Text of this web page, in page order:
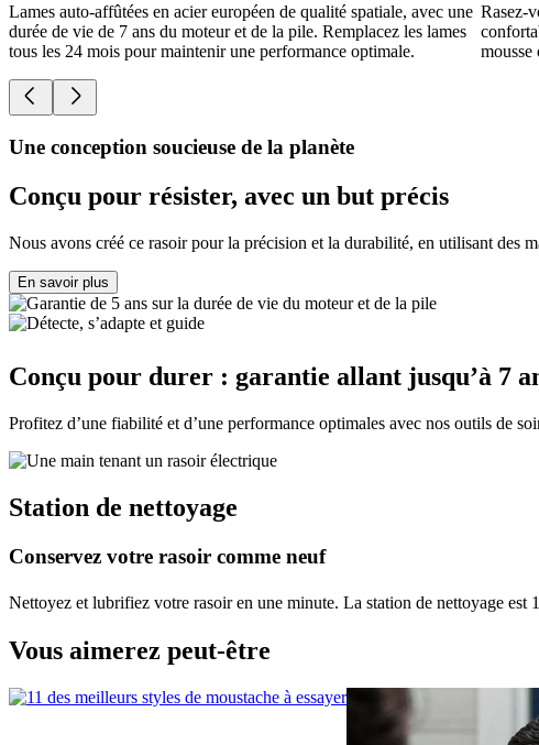
Lames auto-affûtées en acier européen de qualité spatiale, avec une
durée de vie de 7 ans du moteur et de la pile. Remplacez les lames
tous les 24 mois pour maintenir une performance optimale.
Rasez-
mousse
Une conception soucieuse de la planète
Conçu pour résister, avec un but précis
Nous avons créé ce rasoir pour la précision et la durabilité, en utilisant des
En savoir plus
Conçu pour durer : garantie allant jusqu’à 7
Profitez d’une fiabilité et d’une performance optimales avec nos outils de
Station de nettoyage
Conservez votre rasoir comme neuf
Nettoyez et lubrifiez votre rasoir en une minute. La station de nettoyage est
Vous aimerez peut-être